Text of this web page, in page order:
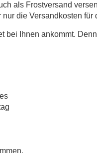
als Frostversand
die Versandkosten für
Ihnen ankommt.